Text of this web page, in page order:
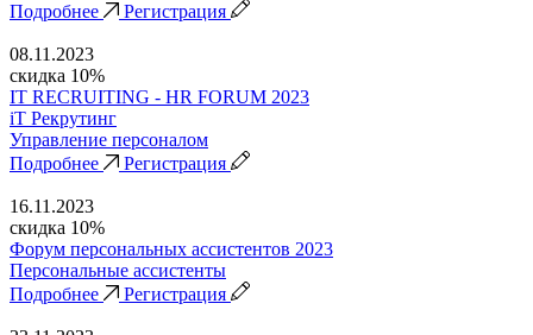
Подробнее
Регистрация
08.11.2023
скидка 10%
IT RECRUITING - HR FORUM 2023
iT Рекрутинг
Управление персоналом
Подробнее
Регистрация
16.11.2023
скидка 10%
Форум персональных ассистентов 2023
Персональные ассистенты
Подробнее
Регистрация